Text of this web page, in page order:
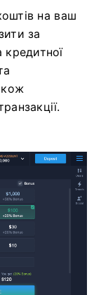
на ваш
за